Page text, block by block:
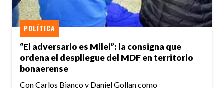
“El adversario es Milei”: la consigna que
ordena el despliegue del MDF en territorio
bonaerense
POLÍTICA
Con Carlos Bianco y Daniel Gollan como